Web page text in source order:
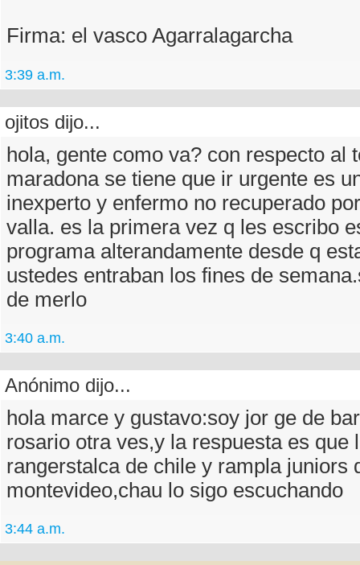
Firma: el vasco Agarralagarcha
3:39 a.m.
ojitos dijo...
hola, gente como va? con respecto al
maradona se tiene que ir urgente es
inexperto y enfermo no recuperado
valla. es la primera vez q les escribo
programa alterandamente desde q
ustedes entraban los fines de
de merlo
3:40 a.m.
Anónimo dijo...
hola marce y gustavo:soy jor ge de
rosario otra ves,y la respuesta es que
rangerstalca de chile y rampla juniors
montevideo,chau lo sigo escuchando
3:44 a.m.